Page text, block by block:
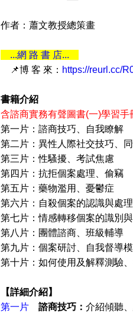
作者：蕭文教授總策畫
...網 路 書 店...
📌博 客 來： https://reurl.cc/
書籍介紹
含諮商實務有聲圖書(一)學習手
第一片：諮商技巧、自我瞭解
第二片：異性人際社交技巧、
第三片：性騷擾、考試焦慮
第四片：抗拒個案處理、偷竊
第五片：藥物濫用、憂鬱症
第六片：自殺個案的認識與處
第七片：情感轉移個案的識別
第八片：團體諮商、班級輔導
第九片：個案研討、自我督導
第十片：如何使用及解釋測驗
【詳細介紹】
第一片
諮商技巧： 介紹傾聽